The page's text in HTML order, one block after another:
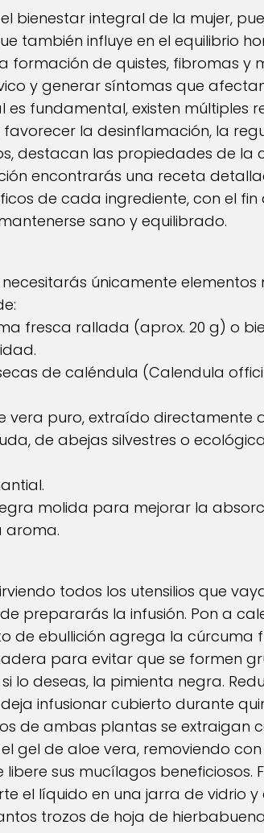
bienestar integral de la mujer,
también influye en el equilibrio
de quistes, fibromas y
y generar síntomas que
fundamental, existen múltiples
la desinflamación, la
destacan las propiedades de la
encontrarás una receta
de cada ingrediente, con el
sano y equilibrado.
únicamente
fresca rallada (aprox. 20 g) o
de caléndula (Calendula
puro, extraído directamente
de abejas silvestres o
molida para mejorar la
aroma.
todos los utensilios que
prepararás la infusión. Pon a
de ebullición agrega la cúrcuma
para evitar que se formen
lo deseas, la pimienta negra.
infusionar cubierto durante
de ambas plantas se extraigan
gel de aloe vera, removiendo
sus mucílagos beneficiosos.
el líquido en una jarra de vidrio
trozos de hoja de